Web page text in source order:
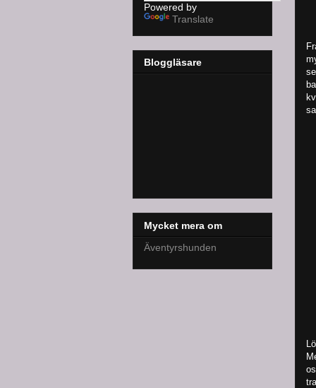
Powered by
Translate
Bloggläsare
Mycket mera om
Äventyrshunden